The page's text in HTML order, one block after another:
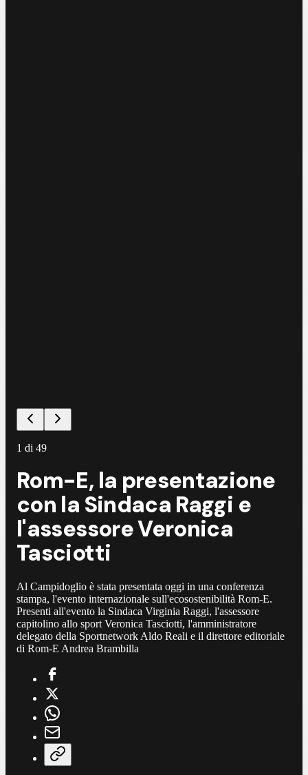
1 di 49
Rom-E, la presentazione
con la Sindaca Raggi e
l'assessore Veronica
Tasciotti
Al Campidoglio è stata presentata oggi in una conferenza
stampa, l'evento internazionale sull'ecosostenibilità Rom-E.
Presenti all'evento la Sindaca Virginia Raggi, l'assessore
capitolino allo sport Veronica Tasciotti, l'amministratore
delegato della Sportnetwork Aldo Reali e il direttore editoriale
di Rom-E Andrea Brambilla